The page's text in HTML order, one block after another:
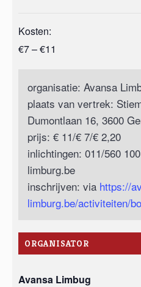
Kosten:
€7 – €11
organisatie: Avansa
plaats van vertrek:
Dumontlaan 16, 3600
prijs: € 11/€ 7/€ 2,20
inlichtingen: 011/560
limburg.be
inschrijven: via https://
limburg.be/activiteiten/
ORGANISATOR
Avansa Limbug